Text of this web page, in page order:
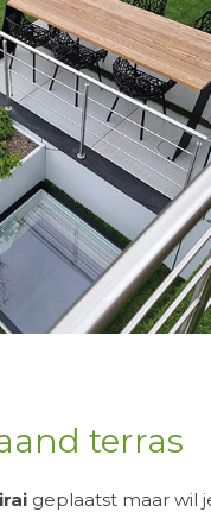
terras
geplaatst maar wil